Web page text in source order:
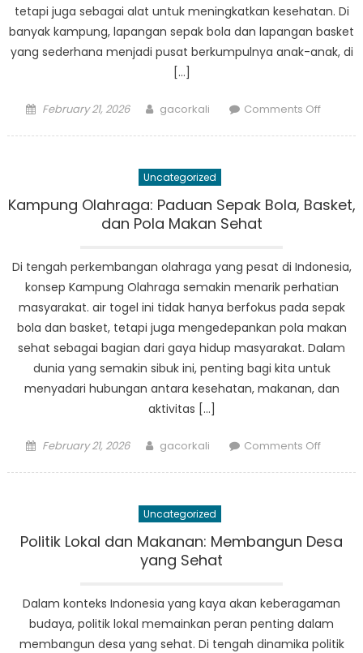
tetapi juga sebagai alat untuk meningkatkan kesehatan. Di
banyak kampung, lapangan sepak bola dan lapangan basket
yang sederhana menjadi pusat berkumpulnya anak-anak, di
[…]
Posted
February 21, 2026 Author
gacorkali Comments Offon
Basket
pada
Gaya
Hidup
Anak
Desa
Uncategorized
Kampung Olahraga: Paduan Sepak Bola, Basket,
dan Pola Makan Sehat
Di tengah perkembangan olahraga yang pesat di Indonesia,
konsep Kampung Olahraga semakin menarik perhatian
masyarakat. air togel ini tidak hanya berfokus pada sepak
bola dan basket, tetapi juga mengedepankan pola makan
sehat sebagai bagian dari gaya hidup masyarakat. Dalam
dunia yang semakin sibuk ini, penting bagi kita untuk
menyadari hubungan antara kesehatan, makanan, dan
aktivitas […]
Posted
February 21, 2026 Author
gacorkali Comments Offon
Bola,
Makan
Sehat
Uncategorized
Politik Lokal dan Makanan: Membangun Desa
yang Sehat
Dalam konteks Indonesia yang kaya akan keberagaman
budaya, politik lokal memainkan peran penting dalam
membangun desa yang sehat. Di tengah dinamika politik